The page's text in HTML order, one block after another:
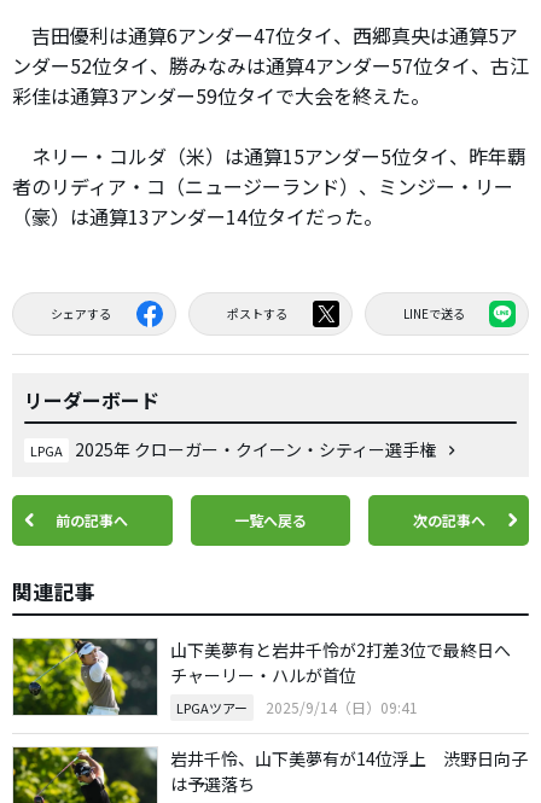
吉田優利は通算6アンダー47位タイ、西郷真央は通算5ア
ンダー52位タイ、勝みなみは通算4アンダー57位タイ、古江
彩佳は通算3アンダー59位タイで大会を終えた。
ネリー・コルダ（米）は通算15アンダー5位タイ、昨年覇
者のリディア・コ（ニュージーランド）、ミンジー・リー
（豪）は通算13アンダー14位タイだった。
シェアする ポストする LINEで送る
リーダーボード
LPGA 2025年 クローガー・クイーン・シティー選手権
前の記事へ 一覧へ戻る 次の記事へ
関連記事
山下美夢有と岩井千怜が2打差3位で最終日へ
チャーリー・ハルが首位
LPGAツアー 2025/9/14（日）09:41
岩井千怜、山下美夢有が14位浮上 渋野日向子
は予選落ち